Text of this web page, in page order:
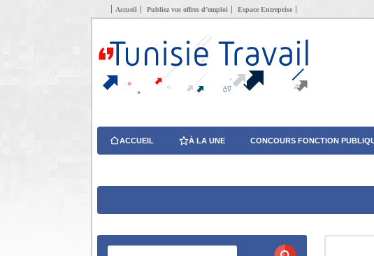
Accueil Publiez vos offres d’emploi Espace Entreprise
ACCUEIL À LA UNE CONCOURS FONCTION